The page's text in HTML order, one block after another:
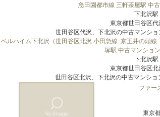
急田園都市線 三軒茶屋駅 中古
下北沢駅
東京都世田谷区
世田谷区代沢、下北沢の中古マンシ
ベルハイム下北沢（世田谷区北沢 小田急線･京王井の頭
塚駅 中古マンション
下北沢駅
東京都世田谷区
世田谷区北沢、下北沢の中古マンシ
ファー
東京